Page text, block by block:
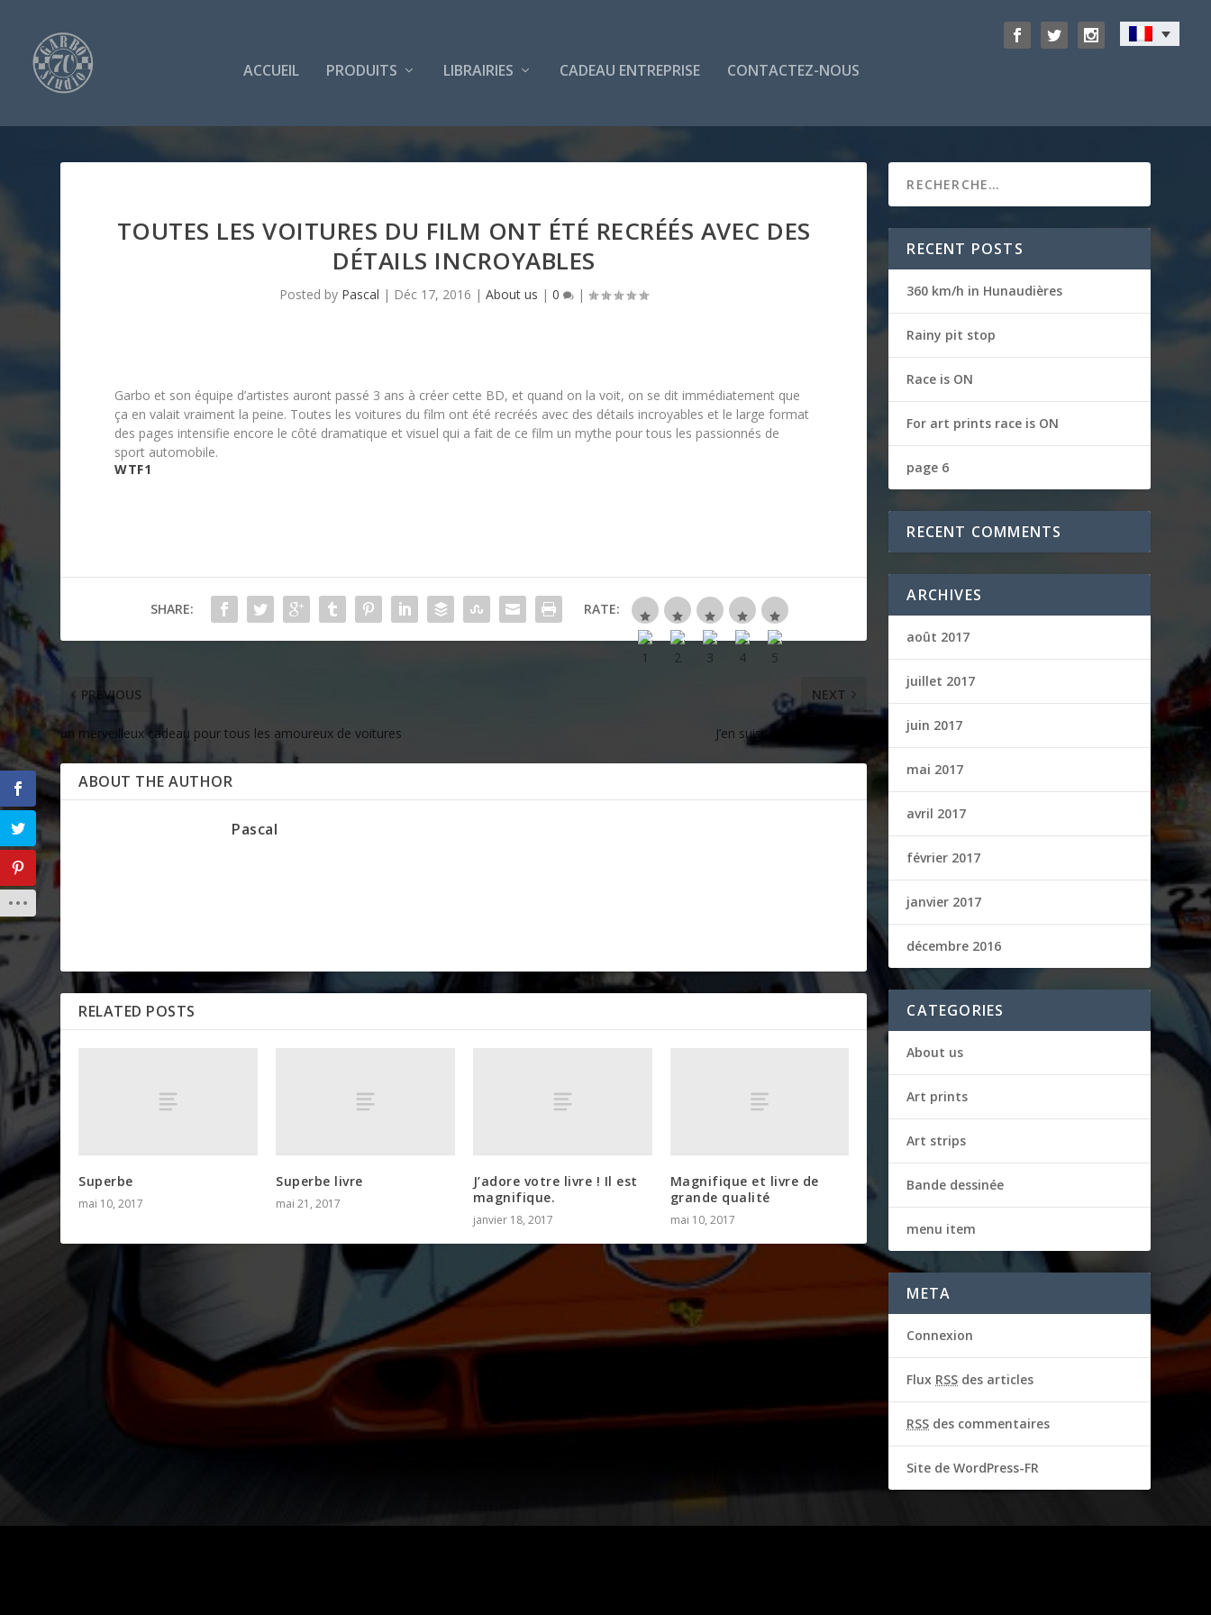
ACCUEIL PRODUITS LIBRAIRIES CADEAU ENTREPRISE CONTACTEZ-NOUS
TOUTES LES VOITURES DU FILM ONT ÉTÉ RECRÉÉS AVEC DES
DÉTAILS INCROYABLES
Posted by Pascal | Déc 17, 2016 |About us |0 |
Garbo et son équipe d’artistes auront passé 3 ans à créer cette BD, et quand on la voit, on se dit immédiatement que
ça en valait vraiment la peine. Toutes les voitures du film ont été recréés avec des détails incroyables et le large format
des pages intensifie encore le côté dramatique et visuel qui a fait de ce film un mythe pour tous les passionnés de
sport automobile.
WTF1
SHARE: RATE:
PREVIOUS
un merveilleux cadeau pour tous les amoureux de voitures
NEXT
J’en suis tombé amoureux
ABOUT THE AUTHOR
Pascal
RELATED POSTS
Superbe
mai 10, 2017
Superbe livre
mai 21, 2017
J’adore votre livre ! Il est
magnifique.
janvier 18, 2017
Magnifique et livre de
grande qualité
mai 10, 2017
RECENT POSTS
360 km/h in Hunaudières
Rainy pit stop
Race is ON
For art prints race is ON
page 6
RECENT COMMENTS
ARCHIVES
août 2017
juillet 2017
juin 2017
mai 2017
avril 2017
février 2017
janvier 2017
décembre 2016
CATEGORIES
About us
Art prints
Art strips
Bande dessinée
menu item
META
Connexion
Flux RSS des articles
RSS des commentaires
Site de WordPress-FR